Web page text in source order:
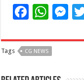
F
c
e
b
W
at
s
A
M
ss
n
Tags CG NEWS